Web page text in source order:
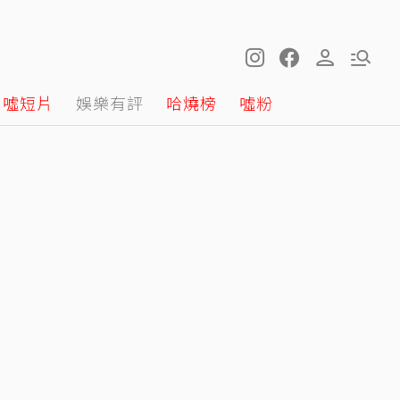
噓短片 娛樂有評 哈燒榜 噓粉